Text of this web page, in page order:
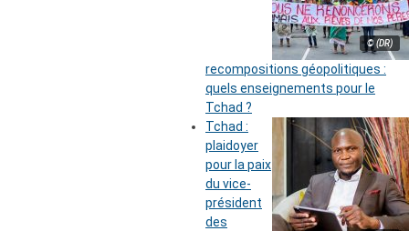
© (DR)
recompositions géopolitiques :
quels enseignements pour le
Tchad ?
Tchad :
plaidoyer
pour la paix
du vice-
président
des